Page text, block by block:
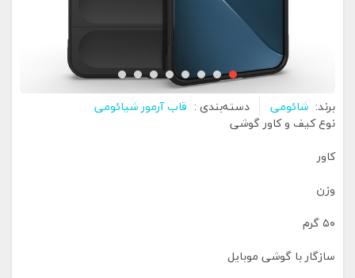
برند: شائومی دسته‌بندی : قاب آرمور شیائومی
نوع کیف و کاور گوشی
کاور
وزن
۵۰ گرم
سازگار با گوشی موبایل